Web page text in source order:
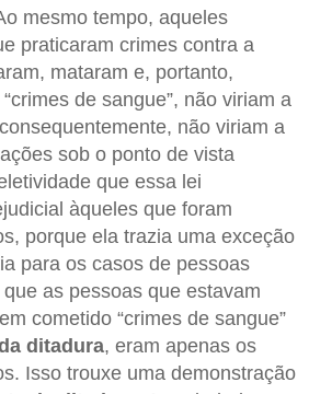
mesmo tempo, aqueles
praticaram crimes contra a
mataram e, portanto,
de sangue”, não viriam a
não viriam a
sob o ponto de vista
que essa lei
àqueles que foram
porque ela trazia uma exceção
para os casos de pessoas
as pessoas que estavam
cometido “crimes de sangue”
ditadura, eram apenas os
Isso trouxe uma demonstração